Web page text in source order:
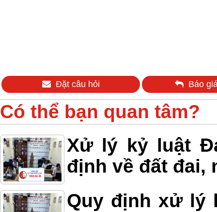
Đặt câu hỏi Báo
Có thể bạn quan tâm?
Xử lý kỷ luật
định về đất đai,
Quy định xử lý